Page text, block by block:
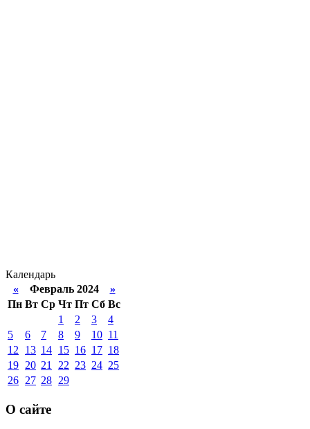
Календарь
«Февраль 2024 »
Пн Вт Ср Чт Пт Сб Вс
1
2 3
4
5
6 7 8 9 10 11
12
13 14 15 16 17 18
19 20 21 22 23 24 25
26 27 28 29
О сайте